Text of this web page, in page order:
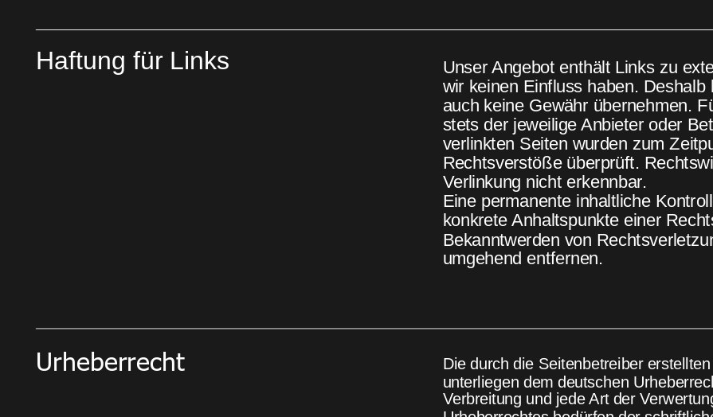
Haftung für Links
Urheberrecht
Unser Angebot enthält Links zu
wir keinen Einfluss haben.
auch keine Gewähr übernehmen.
stets der jeweilige Anbieter oder
verlinkten Seiten wurden zum
Rechtsverstöße überprüft.
Verlinkung nicht erkennbar.
Eine permanente inhaltliche
konkrete Anhaltspunkte einer
Bekanntwerden von
umgehend entfernen.
Die durch die Seitenbetreiber
unterliegen dem deutschen
Verbreitung und jede Art der